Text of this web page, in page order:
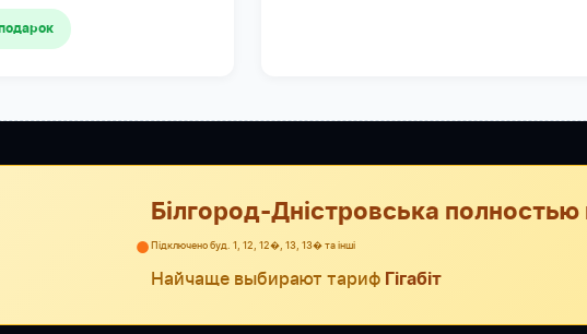
●
Білгород-Дністровська
Підключено буд. 1, 12, 12�, 13, 13� та інші
Найчаще выбирают тариф Гігабіт